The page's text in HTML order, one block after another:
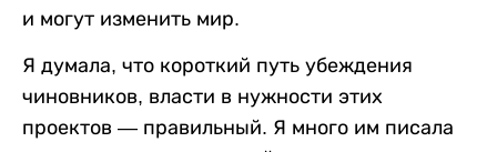
и могут изменить мир.
Я думала, что короткий путь убеждения
чиновников, власти в нужности этих
проектов — правильный. Я много им писала